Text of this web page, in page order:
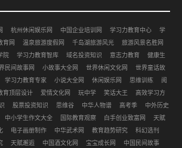
杭州休闲娱乐网 中国企业培训网 学习力教育中心
学
育网 温泉旅游度假网 千岛湖旅游风光
旅游风景名胜网
院 学习力教育智库 域名投资知识 意志力教育
健康生
民间故事网 小故事大全网 世界休闲文化网
世界童话故
学习力教育专家 小说大全网 休闲娱乐网 思维训练
阅
育顶层设计 爱情文化网 玩中学 笑话大王
高效学习方
股票投资知识 思维谷 中华人物谱 高考季
中外历史
中小学生作文大全 国际教育观察 白手创业致富网
天赋
电子画册制作 中华武术网 教育趋势研究
科幻选刊
天赋邂逅 中国酒文化网 宝宝成长网 中国民间故事